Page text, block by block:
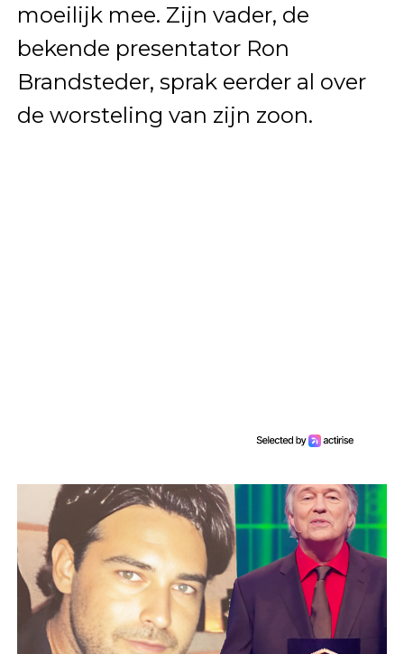
moeilijk mee. Zijn vader, de
bekende presentator Ron
Brandsteder, sprak eerder al over
de worsteling van zijn zoon.